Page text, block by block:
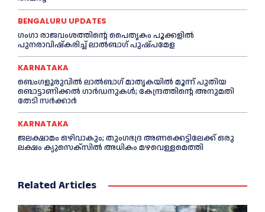
BENGALURU UPDATES
ഗംഗാ രാജവംശത്തിന്റെ പൈതൃകം പൂക്കളിൽ
പുനരാവിഷ്‌കരിച്ച് ലാൽബാഗ് പുഷ്പമേള
KARNATAKA
ബെംഗളൂരുവിൽ ലാൽബാഗ് മാതൃകയിൽ മൂന്ന് പുതിയ
ബൊട്ടാണിക്കൽ ഗാർഡനുകൾ; കേന്ദ്രത്തിന്റെ അനുമതി
തേടി സർക്കാർ
KARNATAKA
ജലക്ഷാമം ഒഴിവാകും; തുംഗഭദ്ര അണക്കെട്ടിലേക്ക് ഒരു
ലക്ഷം ക്യുസെക്സില്‍ അധികം മഴവെള്ളമെത്തി
Related Articles